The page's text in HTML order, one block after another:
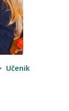
Učenik